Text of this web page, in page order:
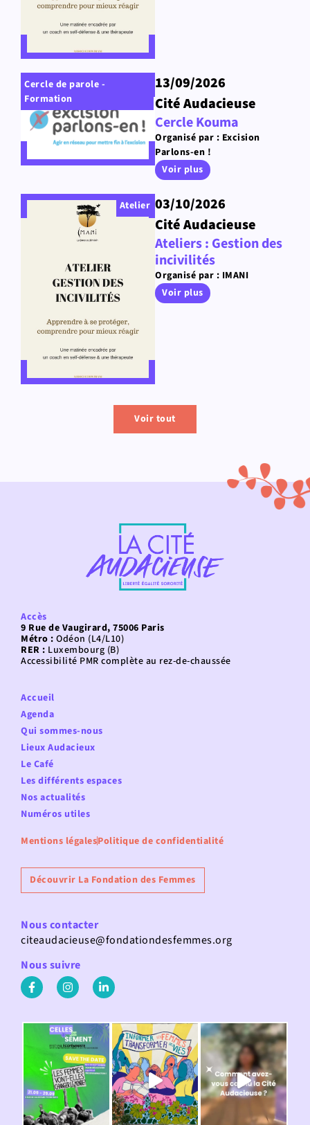
Cercle de parole -
Formation
13/09/2026
Cité Audacieuse
Cercle Kouma
Organisé par : Excision
Parlons-en !
Voir plus
Atelier 03/10/2026
Cité Audacieuse
Ateliers : Gestion des
incivilités
Organisé par : IMANI
Voir plus
Voir tout
Accès
9 Rue de Vaugirard, 75006 Paris
Métro : Odéon (L4/L10)
RER : Luxembourg (B)
Accessibilité PMR complète au rez-de-chaussée
Accueil
Agenda
Qui sommes-nous
Lieux Audacieux
Le Café
Les différents espaces
Nos actualités
Numéros utiles
Mentions légalesPolitique de confidentialité
Découvrir La Fondation des Femmes
Nous contacter
citeaudacieuse@fondationdesfemmes.org
Nous suivre